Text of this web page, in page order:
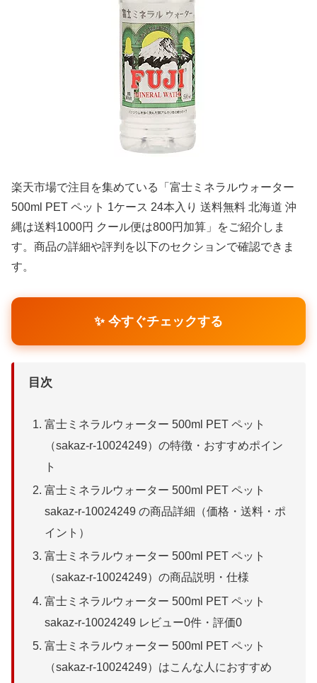
楽天市場で注目を集めている「富士ミネラルウォーター
500ml PET ペット 1ケース 24本入り 送料無料 北海道 沖
縄は送料1000円 クール便は800円加算」をご紹介しま
す。商品の詳細や評判を以下のセクションで確認できま
す。
✨ 今すぐチェックする
目次
富士ミネラルウォーター 500ml PET ペット
（sakaz-r-10024249）の特徴・おすすめポイン
ト
富士ミネラルウォーター 500ml PET ペット
sakaz-r-10024249 の商品詳細（価格・送料・ポ
イント）
富士ミネラルウォーター 500ml PET ペット
（sakaz-r-10024249）の商品説明・仕様
富士ミネラルウォーター 500ml PET ペット
sakaz-r-10024249 レビュー0件・評価0
富士ミネラルウォーター 500ml PET ペット
（sakaz-r-10024249）はこんな人におすすめ